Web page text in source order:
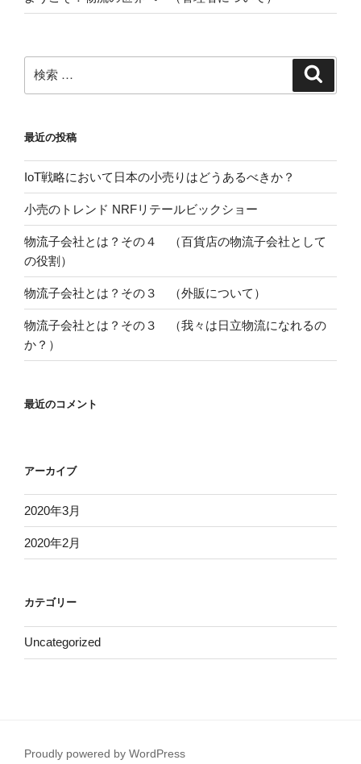
検
索:
最近の投稿
IoT戦略において日本の小売りはどうあるべきか？
小売のトレンド NRFリテールビックショー
物流子会社とは？その４ （百貨店の物流子会社として
の役割）
物流子会社とは？その３ （外販について）
物流子会社とは？その３ （我々は日立物流になれるの
か？）
最近のコメント
アーカイブ
2020年3月
2020年2月
カテゴリー
Uncategorized
Proudly powered by WordPress